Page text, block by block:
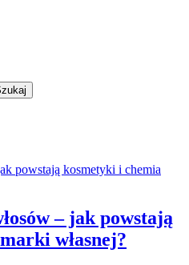
– jak powstają
własnej?